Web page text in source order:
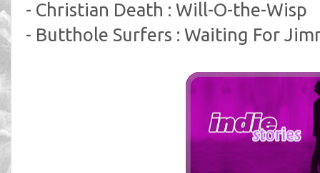
- Christian Death : Will-O-the-Wisp
- Butthole Surfers : Waiting For